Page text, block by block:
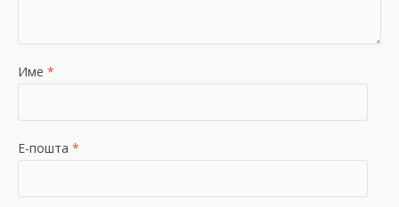
Име *
Е-пошта *